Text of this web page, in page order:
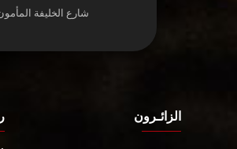
شارع الخليفة
الزائـرون